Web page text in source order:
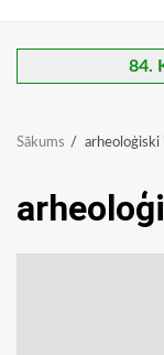
84.
Sākums arheoloģiski